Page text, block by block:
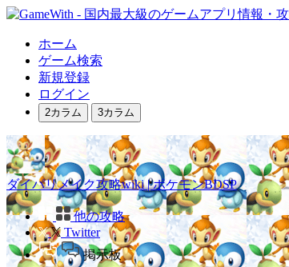
ホーム
ゲーム検索
新規登録
ログイン
2カラム 3カラム
ダイパリメイク攻略wiki | ポケモンBDSP
他の攻略
Twitter
掲示板